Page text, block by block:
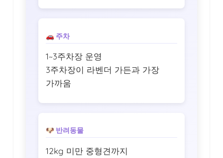
🚗 주차
1~3주차장 운영
3주차장이 라벤더 가든과 가장
가까움
🐶 반려동물
12kg 미만 중형견까지